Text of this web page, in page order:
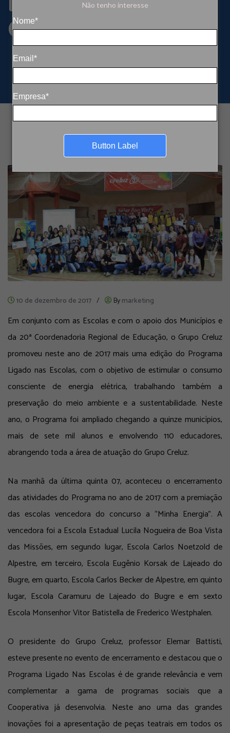
Não tenho interesse
Nome*
Email*
Empresa*
Button Label
Grupo Creluz
10 de dezembro de 2017 / Bymarketing
Em conjunto com as Escolas e com o apoio dos Municípios e
da 20ª Coordenadoria Regional de Educação, o Grupo Creluz
promoveu neste ano de 2017 mais uma edição do Programa
Ligado nas Escolas, com o objetivo de estimular o consumo
consciente de energia elétrica, trabalhando também a
preservação do meio ambiente e a sustentabilidade. Neste
ano, o Programa foi ampliado chegando a quinze municípios,
mais de sete mil alunos e envolvendo 110 educadores,
abrangendo toda a área de atuação do Grupo Creluz.
Na manhã da última quinta 07, aconteceu o encerramento
das atividades do Programa no ano de 2017 com a premiação
das escolas vencedora do concurso a “Minha Energia”. A
vencedora foi a Escola Estadual Lucila Nogueira de Boa Vista
das Missões, em segundo lugar, Escola Carlos Noetzold de
Alpestre, em terceiro, Escola Eugênio Korsak de Lajeado do
Bugre, em quarto, Escola Carlos Becker de Alpestre, em quinto
lugar, Escola Caramuru de Lajeado do Bugre e em sexto
Escola Monsenhor Vitor Batistella de Frederico Westphalen.
O presidente do Grupo Creluz, professor Elemar Battisti,
esteve presente no evento de encerramento e destacou que o
Programa Ligado Nas Escolas é de grande relevância e vem
complementar a gama de programas sociais que a
Cooperativa já desenvolvia. Neste ano uma das grandes
inovações foi a apresentação de peças teatrais em todos os